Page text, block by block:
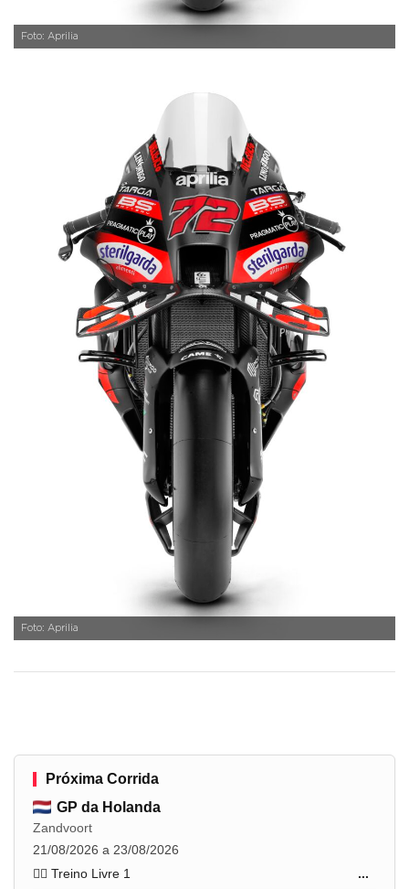
Foto: Aprilia
Foto: Aprilia
Próxima Corrida
GP da Holanda
Zandvoort
21/08/2026 a 23/08/2026
🏋️‍♂️ Treino Livre 1
...